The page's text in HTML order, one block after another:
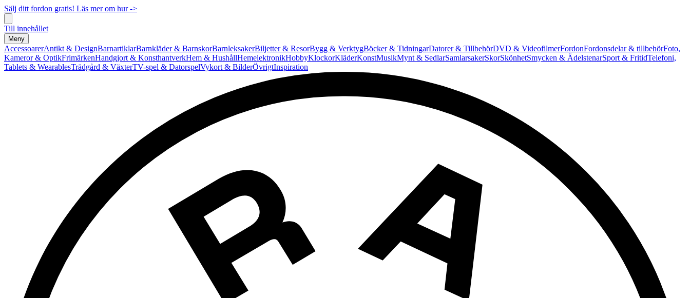
Sälj ditt fordon gratis! Läs mer om hur ->
Till innehållet
Meny
AccessoarerAntikt & DesignBarnartiklarBarnkläder & BarnskorBarnleksakerBiljetter & ResorBygg & VerktygBöcker & TidningarDatorer & TillbehörDVD & VideofilmerFordonFordonsdelar & tillbehörFoto,
Kameror & OptikFrimärkenHandgjort & KonsthantverkHem & HushållHemelektronikHobbyKlockorKläderKonstMusikMynt & SedlarSamlarsakerSkorSkönhetSmycken & ÄdelstenarSport & FritidTelefoni,
Tablets & WearablesTrädgård & VäxterTV-spel & DatorspelVykort & BilderÖvrigtInspiration